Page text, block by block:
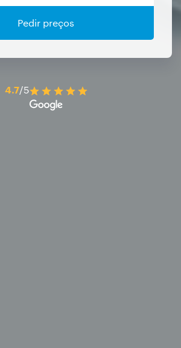
Pedir preços
4.7/5